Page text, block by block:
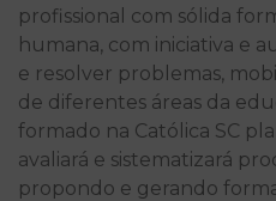
profissional com sólida
humana, com iniciativa e
e resolver problemas,
de diferentes áreas da
formado na Católica SC
avaliará e sistematizará
propondo e gerando